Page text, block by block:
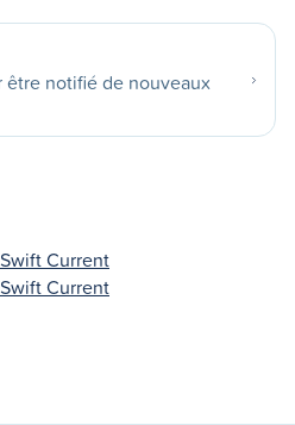
notifié de nouveaux
Current
Current